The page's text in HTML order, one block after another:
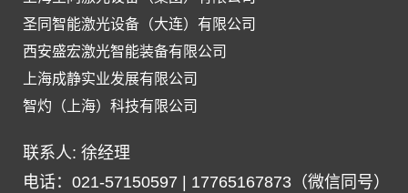
圣同智能激光设备（大连）有限公司
西安盛宏激光智能装备有限公司
上海成静实业发展有限公司
智灼（上海）科技有限公司
联系人: 徐经理
电话：021-57150597 | 17765167873（微信同号）